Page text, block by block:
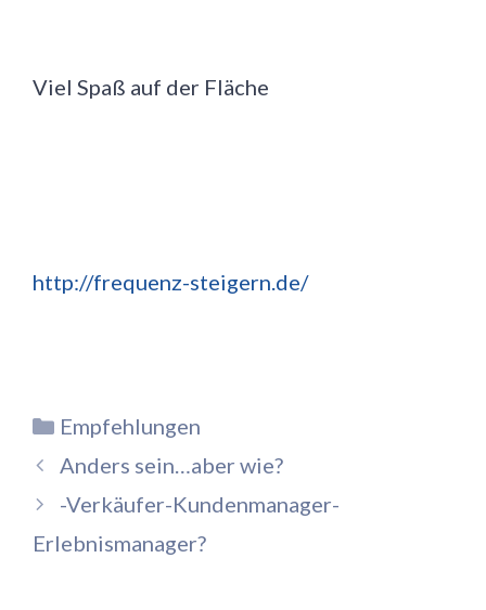
Viel Spaß auf der Fläche
http://frequenz-steigern.de/
Kategorien
Empfehlungen
Anders sein…aber wie?
-Verkäufer-Kundenmanager-
Erlebnismanager?